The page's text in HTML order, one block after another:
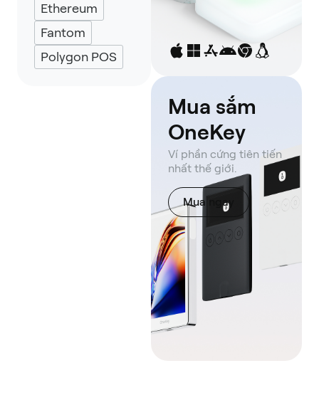
Ethereum
Fantom
Polygon POS
Mua sắm
OneKey
Ví phần cứng tiên tiến
nhất thế giới.
Mua ngay